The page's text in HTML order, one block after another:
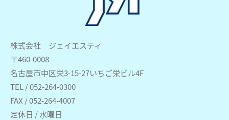
株式会社 ジェイエスティ
〒460-0008
名古屋市中区栄3-15-27いちご栄ビル4F
TEL / 052-264-0300
FAX / 052-264-4007
定休日 / 水曜日